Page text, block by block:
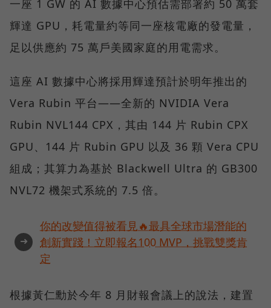
一座 1 GW 的 AI 數據中心預估需部署約 50 萬套
輝達 GPU，耗電量約等同一座核電廠的發電量，
足以供應約 75 萬戶美國家庭的用電需求。
這座 AI 數據中心將採用輝達預計於明年推出的
Vera Rubin 平台——全新的 NVIDIA Vera
Rubin NVL144 CPX，其由 144 片 Rubin CPX
GPU、144 片 Rubin GPU 以及 36 顆 Vera CPU
組成；其算力為基於 Blackwell Ultra 的 GB300
NVL72 機架式系統的 7.5 倍。
➜
你的改變值得被看見🔥最具全球市場潛能的
創新實踐！立即報名100 MVP，挑戰雙獎肯
定
根據黃仁勳於今年 8 月財報會議上的說法，建置